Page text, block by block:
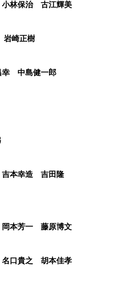
林保治 古江輝美
崎正樹
中島健一郎
幸造 吉田隆
芳一 藤原博文
貴之 胡本佳孝